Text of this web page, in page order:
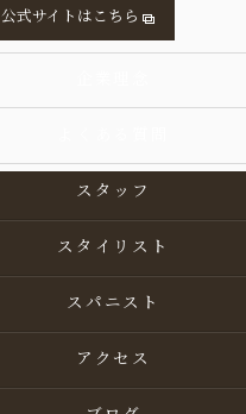
公式サイトはこちら
スタッフ
スタイリスト
スパニスト
アクセス